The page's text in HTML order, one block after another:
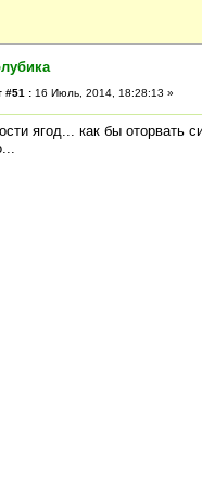
#51 : 16 Июль, 2014, 18:28:13 »
ягод... как бы